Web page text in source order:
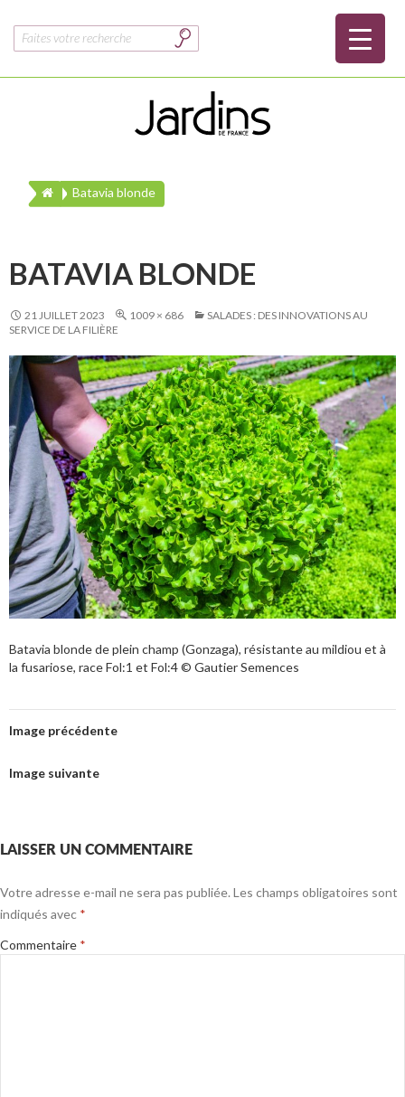
Rechercher :
Batavia blonde
BATAVIA BLONDE
21 JUILLET 2023 1009 × 686
SALADES : DES INNOVATIONS AU
SERVICE DE LA FILIÈRE
Batavia blonde de plein champ (Gonzaga), résistante au mildiou et à
la fusariose, race Fol:1 et Fol:4 © Gautier Semences
Image précédente
Image suivante
LAISSER UN COMMENTAIRE
Votre adresse e-mail ne sera pas publiée. Les champs obligatoires sont
indiqués avec *
Commentaire *